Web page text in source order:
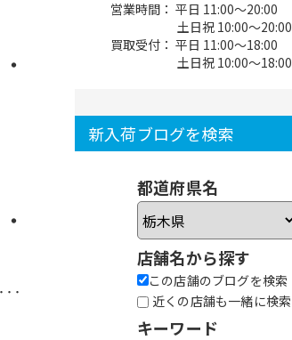
営業時間： 平日 11:00～20:00
土日祝 10:00～20:00
買取受付： 平日 11:00～18:00
土日祝 10:00～18:00
新入荷ブログを検索
都道府県名
店舗名から探す
この店舗のブログを検索
近くの店舗も一緒に検索
キーワード